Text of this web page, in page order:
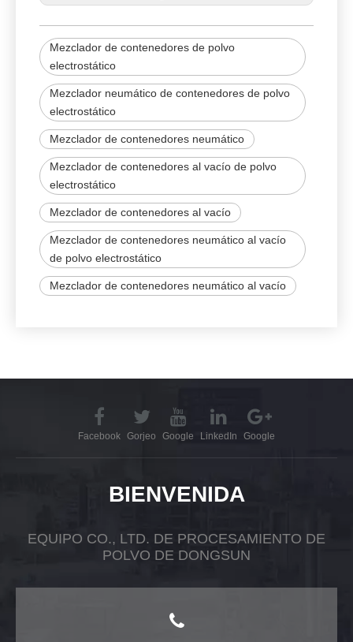
Mezclador de contenedores de polvo
electrostático
Mezclador neumático de contenedores de polvo
electrostático
Mezclador de contenedores neumático
Mezclador de contenedores al vacío de polvo
electrostático
Mezclador de contenedores al vacío
Mezclador de contenedores neumático al vacío
de polvo electrostático
Mezclador de contenedores neumático al vacío
Facebook Gorjeo Google LinkedIn Google
BIENVENIDA
EQUIPO CO., LTD. DE PROCESAMIENTO DE
POLVO DE DONGSUN